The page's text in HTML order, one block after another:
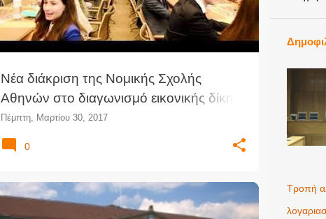
Νέα διάκριση της Νομικής Σχολής
Αθηνών στο διαγωνισμό εικονικής δίκης
ELSA
Πέμπτη, Μαρτίου 30, 2017
0
ΝΟΜΙΚΈΣ ΣΠΟΥΔΈΣ ΝΟΜΙΚΉ ΕΠΙΣΤΉΜΗ
Τροπή